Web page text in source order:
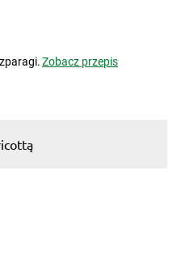
Zobacz przepis